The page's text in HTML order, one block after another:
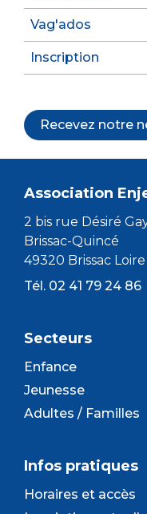
Vag'ados
Inscription
Recevez notre
Association
2 bis rue Désiré
Brissac-Quincé
49320 Brissac
Tél. 02 41 79 24 86
Secteurs
Enfance
Jeunesse
Adultes / Familles
Infos pratiques
Horaires et accès